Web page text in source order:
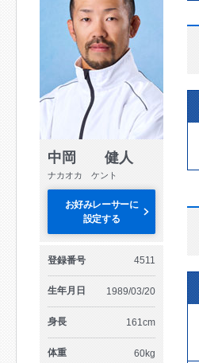
中岡 健人
ナカオカ ケント
お好みレーサーに
設定する
登録番号 4511
生年月日 1989/03/20
身長 161cm
体重 60kg